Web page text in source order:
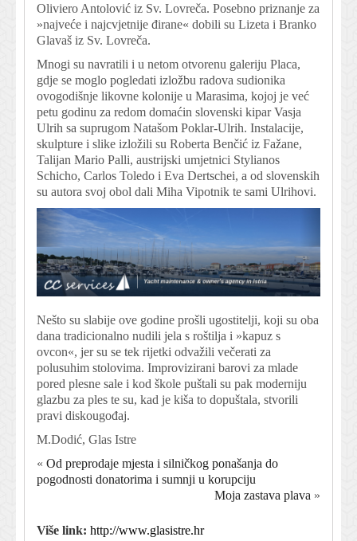
Oliviero Antolović iz Sv. Lovreča. Posebno priznanje za
»najveće i najcvjetnije đirane« dobili su Lizeta i Branko
Glavaš iz Sv. Lovreča.
Mnogi su navratili i u netom otvorenu galeriju Placa,
gdje se moglo pogledati izložbu radova sudionika
ovogodišnje likovne kolonije u Marasima, kojoj je već
petu godinu za redom domaćin slovenski kipar Vasja
Ulrih sa suprugom Natašom Poklar-Ulrih. Instalacije,
skulpture i slike izložili su Roberta Benčić iz Fažane,
Talijan Mario Palli, austrijski umjetnici Stylianos
Schicho, Carlos Toledo i Eva Dertschei, a od slovenskih
su autora svoj obol dali Miha Vipotnik te sami Ulrihovi.
Nešto su slabije ove godine prošli ugostitelji, koji su oba
dana tradicionalno nudili jela s roštilja i »kapuz s
ovcon«, jer su se tek rijetki odvažili večerati za
polusuhim stolovima. Improvizirani barovi za mlade
pored plesne sale i kod škole puštali su pak moderniju
glazbu za ples te su, kad je kiša to dopuštala, stvorili
pravi diskougođaj.
M.Dodić, Glas Istre
« Od preprodaje mjesta i silničkog ponašanja do
pogodnosti donatorima i sumnji u korupciju
Moja zastava plava »
Više link: http://www.glasistre.hr